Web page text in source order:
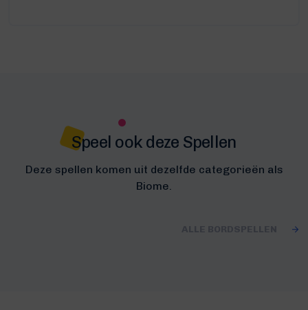
Speel ook deze Spellen
Deze spellen komen uit dezelfde categorieën als
Biome.